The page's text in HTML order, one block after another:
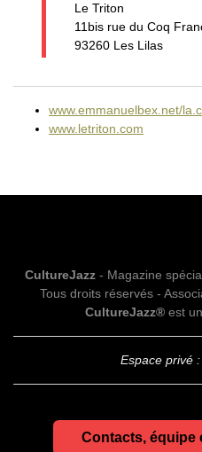
Le Triton
11bis rue du Coq
93260 Les Lilas
www.emmanuelbex.net/
www.letriton.com
CultureJazz- Magazine
Tous droits réservés -
CultureJazz®est
Espace privé
Contacts, équipe